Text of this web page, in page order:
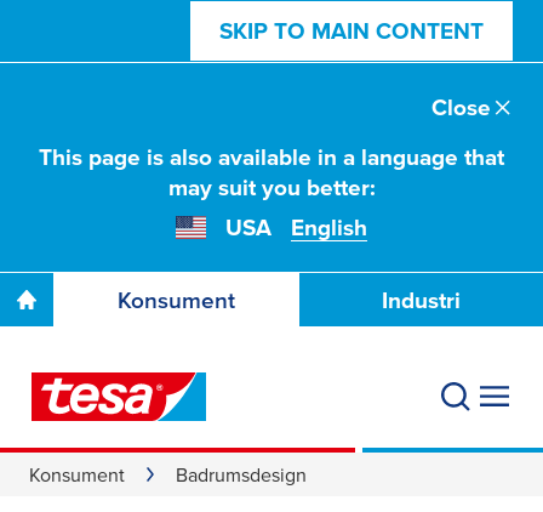
SKIP TO MAIN CONTENT
This page is also available in a language that
may suit you better:
USA
English
Close
Konsument Industri
Konsument Badrumsdesign